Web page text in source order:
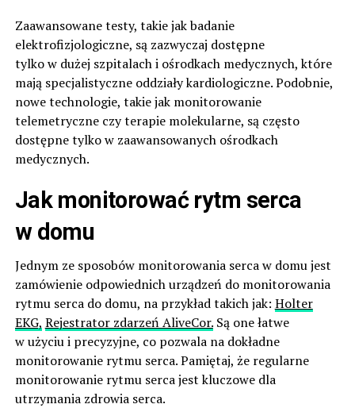
Zaawansowane testy, takie jak badanie
elektrofizjologiczne, są zazwyczaj dostępne
tylko w dużej szpitalach i ośrodkach medycznych, które
mają specjalistyczne oddziały kardiologiczne. Podobnie,
nowe technologie, takie jak monitorowanie
telemetryczne czy terapie molekularne, są często
dostępne tylko w zaawansowanych ośrodkach
medycznych.
Jak monitorować rytm serca
w domu
Jednym ze sposobów monitorowania serca w domu jest
zamówienie odpowiednich urządzeń do monitorowania
rytmu serca do domu, na przykład takich jak: Holter
EKG, Rejestrator zdarzeń AliveCor.Są one łatwe
w użyciu i precyzyjne, co pozwala na dokładne
monitorowanie rytmu serca. Pamiętaj, że regularne
monitorowanie rytmu serca jest kluczowe dla
utrzymania zdrowia serca.